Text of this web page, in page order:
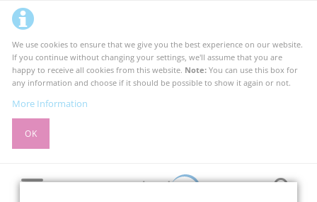
We use cookies to ensure that we give you the best experience on our website.
If you continue without changing your settings, we'll assume that you are
happy to receive all cookies from this website. Note:You can use this box for
any information and choose if it should be possible to show it again or not.
More Information
OK